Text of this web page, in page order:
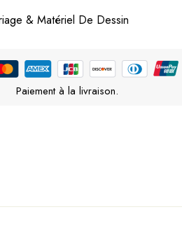
& Matériel De Dessin
Paiement à la livraison.